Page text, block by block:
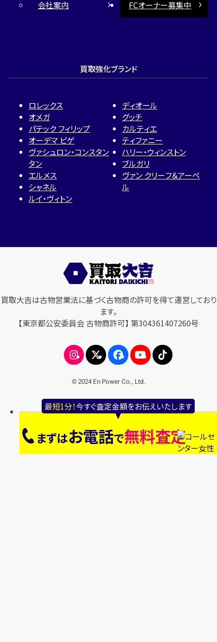
最短1分！今すぐ査定金額をお伝えいたします
まずはお電話で無料査定
会社案内 FCオーナー募集中
買取強化ブランド
ロレックス
オメガ
パテック フィリップ
オーデマ ピゲ
ヴァシュロン・コンスタン
タン
エルメス
シャネル
ルイ・ヴィトン
ディオール
グッチ
カルティエ
ティファニー
ハリー・ウィンストン
ブルガリ
ヴァン クリーフ＆アーペ
ル
買取大吉は古物営業法に基づく古物商の許可を得て運営しており
ます。
【東京都公安委員会 古物商許可】 第304361407260号
© 2024 En Power Co., Ltd.